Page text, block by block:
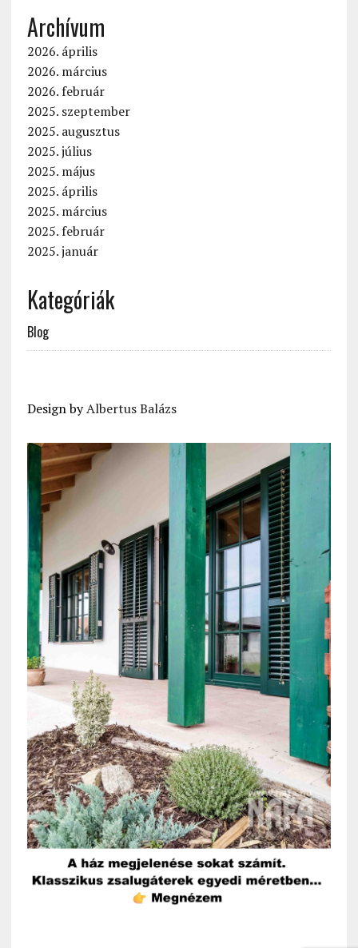
Archívum
2026. április
2026. március
2026. február
2025. szeptember
2025. augusztus
2025. július
2025. május
2025. április
2025. március
2025. február
2025. január
Kategóriák
Blog
Design byAlbertus Balázs